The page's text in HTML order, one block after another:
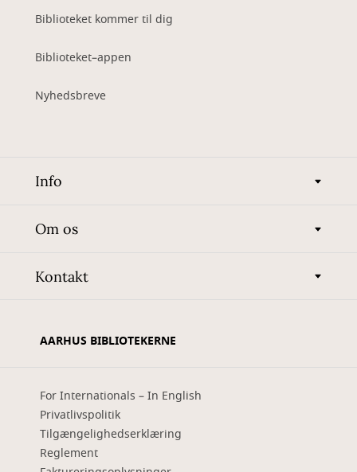
Biblioteket kommer til dig
Biblioteket–appen
Nyhedsbreve
Info
Om os
Kontakt
AARHUS BIBLIOTEKERNE
For Internationals – In English
Privatlivspolitik
Tilgængelighedserklæring
Reglement